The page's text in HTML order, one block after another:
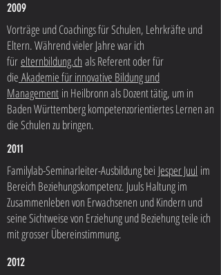
2009
Vorträge und Coachings für Schulen, Lehrkräfte und
Eltern. Während vieler Jahre war ich
fürelternbildung.ch als Referent oder für
die Akademie für innovative Bildung und
Management in Heilbronn als Dozent tätig, um in
Baden Württemberg kompetenzorientiertes Lernen an
die Schulen zu bringen.
2011
Familylab-Seminarleiter-Ausbildung bei Jesper Juul im
Bereich Beziehungskompetenz. Juuls Haltung im
Zusammenleben von Erwachsenen und Kindern und
seine Sichtweise von Erziehung und Beziehung teile ich
mit grosser Übereinstimmung.
2012